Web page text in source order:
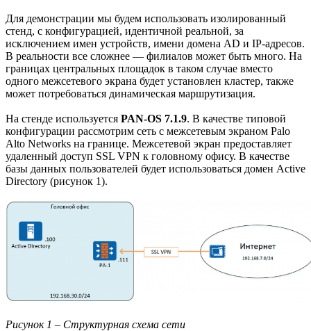
Для демонстрации мы будем использовать изолированный
стенд, с конфигурацией, идентичной реальной, за
исключением имен устройств, имени домена AD и IP-адресов.
В реальности все сложнее — филиалов может быть много. На
границах центральных площадок в таком случае вместо
одного межсетевого экрана будет установлен кластер, также
может потребоваться динамическая маршрутизация.
На стенде используется PAN-OS 7.1.9. В качестве типовой
конфигурации рассмотрим сеть с межсетевым экраном Palo
Alto Networks на границе. Межсетевой экран предоставляет
удаленный доступ SSL VPN к головному офису. В качестве
базы данных пользователей будет использоваться домен Active
Directory (рисунок 1).
Рисунок 1 – Структурная схема сети